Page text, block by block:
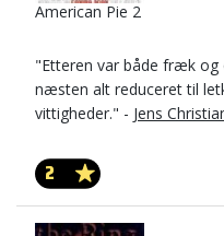
American Pie 2
"Etteren var både fræk og
næsten alt reduceret til
vittigheder." - Jens
2